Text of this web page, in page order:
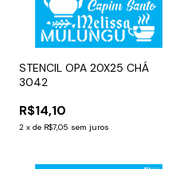
STENCIL OPA 20X25 CHÁ
3042
R$14,10
2 x de R$7,05 sem juros